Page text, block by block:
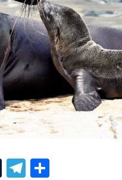
TumblrTelegram